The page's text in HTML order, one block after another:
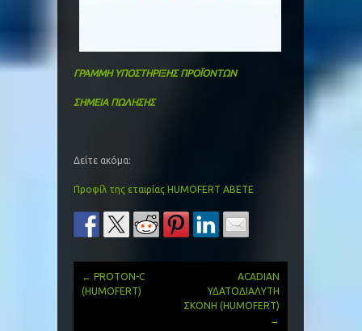
ΓΡΑΜΜΗ ΥΠΟΣΤΗΡΙΞΗΣ ΠΡΟΪΟΝΤΩΝ
ΣΗΜΕΙΑ ΠΩΛΗΣΗΣ
Δείτε ακόμα:
Προφίλ της εταιρίας HUMOFERT ABETΕ
Post
← PROTON-C
(HUMOFERT)
ACADIAN
ΥΔΑΤΟΔΙΑΛΥΤΗ
ΣΚΟΝΗ (HUMOFERT)
→